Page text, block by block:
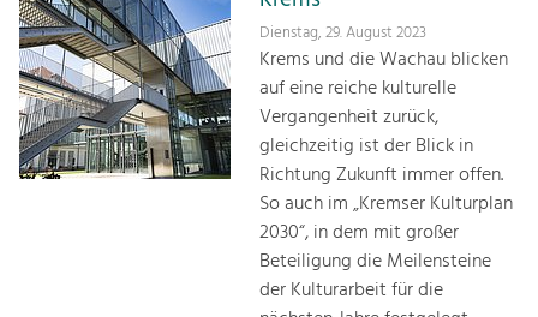
Dienstag, 29. August 2023
Krems und die Wachau blicken
auf eine reiche kulturelle
Vergangenheit zurück,
gleichzeitig ist der Blick in
Richtung Zukunft immer offen.
So auch im „Kremser Kulturplan
2030“, in dem mit großer
Beteiligung die Meilensteine
der Kulturarbeit für die